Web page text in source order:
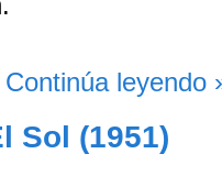
Continúa leyendo
Sol (1951)